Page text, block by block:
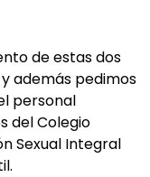
de estas dos
además pedimos
personal
del Colegio
Sexual Integral